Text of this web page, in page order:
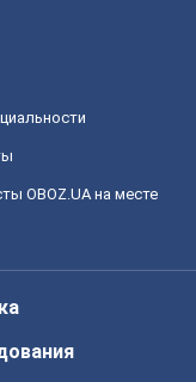
OBOZ.UA на месте